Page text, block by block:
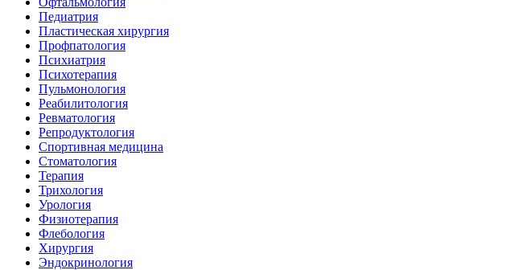
Педиатрия
Пластическая хирургия
Профпатология
Психиатрия
Психотерапия
Пульмонология
Реабилитология
Ревматология
Репродуктология
Спортивная медицина
Стоматология
Терапия
Трихология
Урология
Физиотерапия
Флебология
Хирургия
Эндокринология